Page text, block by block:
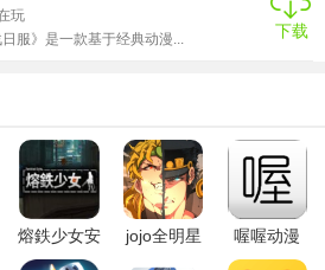
，不断培养更加强大的队伍以及萌
游戏福利，获得更多的游戏奖励和礼
玩家在每一个关卡所使用的策略各
玩
服》是一款基于经典动漫...
下载
熔鉄少女安
卓版
jojo全明星
喔喔动漫